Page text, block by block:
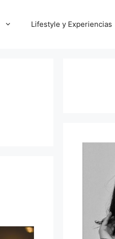
Lifestyle y Experiencias